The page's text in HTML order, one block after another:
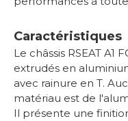
Caractéristiques
Le châssis RSEAT
extrudés en
avec rainure en T.
matériau est de
Il présente une